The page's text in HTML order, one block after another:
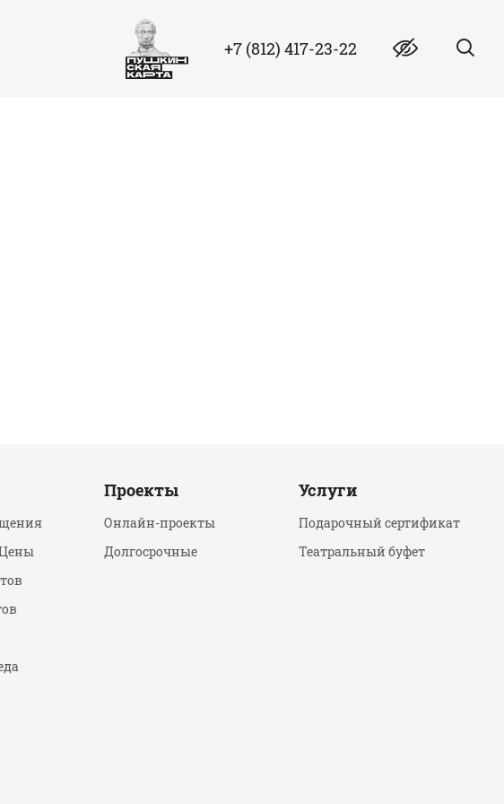
+7 (812) 417-23-22
Проекты
Онлайн-проекты
Долгосрочные
Услуги
Подарочный сертификат
Театральный буфет